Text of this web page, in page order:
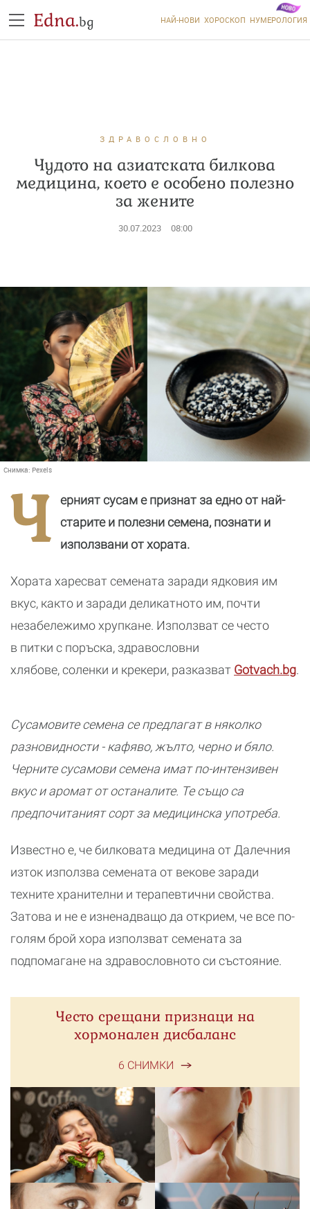
Edna.bg НАЙ-НОВИ ХОРОСКОП НУМЕРОЛОГИЯ
ЗДРАВОСЛОВНО
Чудото на азиатската билкова
медицина, което е особено полезно
за жените
30.07.2023 08:00
Снимка: Pexels
Ч
ерният сусам е признат за едно от най-
старите и полезни семена, познати и
използвани от хората.
Хората харесват семената заради ядковия им
вкус, както и заради деликатното им, почти
незабележимо хрупкане. Използват се често
в питки с поръска, здравословни
хлябове, соленки и крекери, разказват Gotvach.bg.
Сусамовите семена се предлагат в няколко
разновидности - кафяво, жълто, черно и бяло.
Черните сусамови семена имат по-интензивен
вкус и аромат от останалите. Те също са
предпочитаният сорт за медицинска употреба.
Известно е, че билковата медицина от Далечния
изток използва семената от векове заради
техните хранителни и терапевтични свойства.
Затова и не е изненадващо да открием, че все по-
голям брой хора използват семената за
подпомагане на здравословното си състояние.
Често срещани признаци на
хормонален дисбаланс
6 СНИМКИ